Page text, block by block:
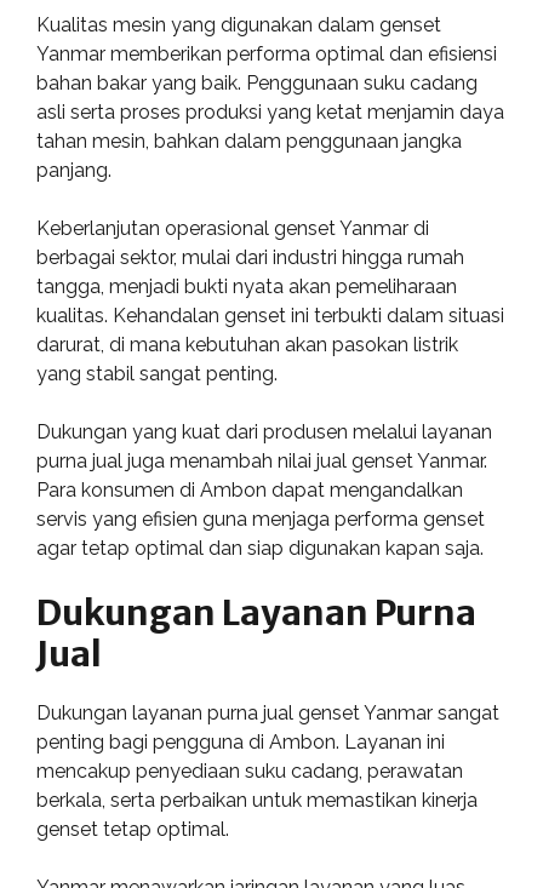
Kualitas mesin yang digunakan dalam genset
Yanmar memberikan performa optimal dan efisiensi
bahan bakar yang baik. Penggunaan suku cadang
asli serta proses produksi yang ketat menjamin daya
tahan mesin, bahkan dalam penggunaan jangka
panjang.
Keberlanjutan operasional genset Yanmar di
berbagai sektor, mulai dari industri hingga rumah
tangga, menjadi bukti nyata akan pemeliharaan
kualitas. Kehandalan genset ini terbukti dalam situasi
darurat, di mana kebutuhan akan pasokan listrik
yang stabil sangat penting.
Dukungan yang kuat dari produsen melalui layanan
purna jual juga menambah nilai jual genset Yanmar.
Para konsumen di Ambon dapat mengandalkan
servis yang efisien guna menjaga performa genset
agar tetap optimal dan siap digunakan kapan saja.
Dukungan Layanan Purna
Jual
Dukungan layanan purna jual genset Yanmar sangat
penting bagi pengguna di Ambon. Layanan ini
mencakup penyediaan suku cadang, perawatan
berkala, serta perbaikan untuk memastikan kinerja
genset tetap optimal.